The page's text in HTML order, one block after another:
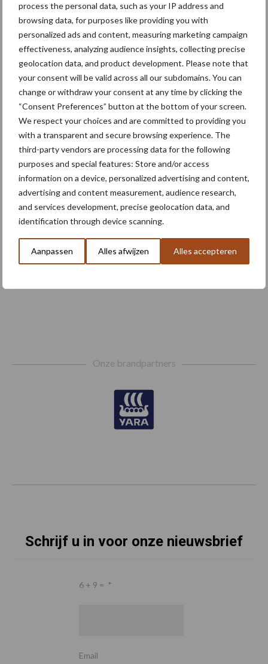
process the personal data, such as your IP address and
browsing data, for purposes like providing you with
personalized ads and content, measuring marketing campaign
effectiveness, analyzing audience insights, collecting precise
geolocation data, and product development. Please note that
your consent will be valid across all our subdomains. You can
change or withdraw your consent at any time by clicking the
“Consent Preferences” button at the bottom of your screen.
We respect your choices and are committed to providing you
with a transparent and secure browsing experience. The
third-party vendors are processing data for the following
purposes and special features: Store and/or access
information on a device, personalized advertising and content,
advertising and content measurement, audience research,
and services development, precise geolocation data, and
identification through device scanning.
Aanpassen Alles afwijzen Alles accepteren
Hoge prijzen en droogte:
hoe kan zwavel helpen bij
de bemesting?
Meer lezen over:
Maak uw keuze
Machines Duurzaamheid
Onze brandpartners
Schrijf u in voor onze nieuwsbrief
6 + 9 = *
Email